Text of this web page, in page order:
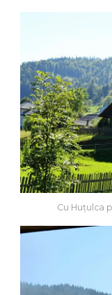
Cu Huțulca